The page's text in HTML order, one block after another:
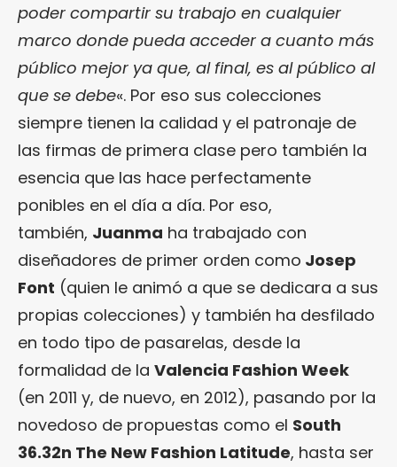
poder compartir su trabajo en cualquier
marco donde pueda acceder a cuanto más
público mejor ya que, al final, es al público al
que se debe«. Por eso sus colecciones
siempre tienen la calidad y el patronaje de
las firmas de primera clase pero también la
esencia que las hace perfectamente
ponibles en el día a día. Por eso,
también, Juanma ha trabajado con
diseñadores de primer orden como Josep
Font (quien le animó a que se dedicara a sus
propias colecciones) y también ha desfilado
en todo tipo de pasarelas, desde la
formalidad de la Valencia Fashion Week
(en 2011 y, de nuevo, en 2012), pasando por la
novedoso de propuestas como el South
36.32n The New Fashion Latitude, hasta ser